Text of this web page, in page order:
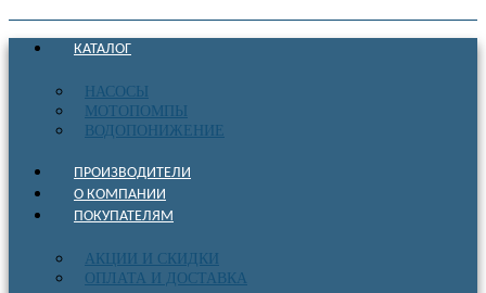
КАТАЛОГ
НАСОСЫ
МОТОПОМПЫ
ВОДОПОНИЖЕНИЕ
ПРОИЗВОДИТЕЛИ
О КОМПАНИИ
ПОКУПАТЕЛЯМ
АКЦИИ И СКИДКИ
ОПЛАТА И ДОСТАВКА